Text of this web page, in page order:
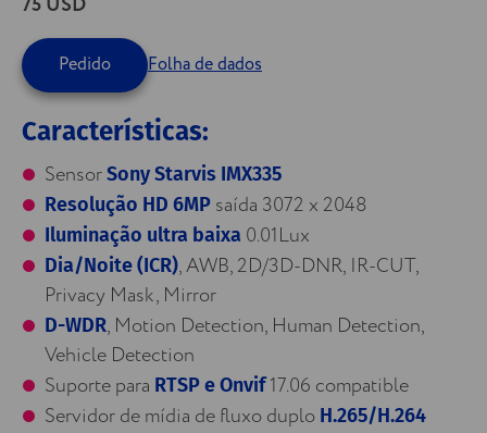
Pedido Folha de dados
Características:
SensorSony Starvis IMX335
Resolução HD 6MP saída 3072 x 2048
Iluminação ultra baixa 0.01Lux
Dia/Noite (ICR), AWB, 2D/3D-DNR, IR-CUT,
Privacy Mask, Mirror
D-WDR, Motion Detection, Human Detection,
Vehicle Detection
Suporte para RTSP e Onvif17.06 compatible
Servidor de mídia de fluxo duplo H.265/H.264